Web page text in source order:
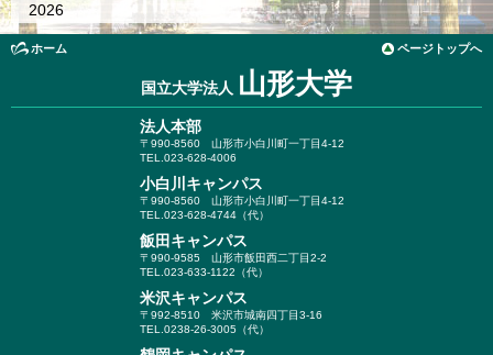
2026
ホーム ページトップへ
国立大学法人 山形大学
法人本部
〒990-8560 山形市小白川町一丁目4-12
TEL.023-628-4006
小白川キャンパス
〒990-8560 山形市小白川町一丁目4-12
TEL.023-628-4744（代）
飯田キャンパス
〒990-9585 山形市飯田西二丁目2-2
TEL.023-633-1122（代）
米沢キャンパス
〒992-8510 米沢市城南四丁目3-16
TEL.0238-26-3005（代）